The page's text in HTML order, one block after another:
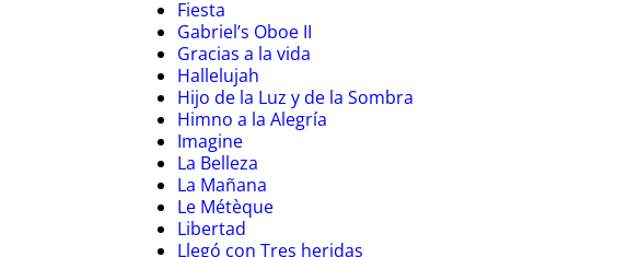
Fiesta
Gabriel’s Oboe II
Gracias a la vida
Hallelujah
Hijo de la Luz y de la Sombra
Himno a la Alegría
Imagine
La Belleza
La Mañana
Le Métèque
Libertad
Llegó con Tres heridas